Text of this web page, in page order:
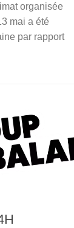
organisée
mai a été
par rapport